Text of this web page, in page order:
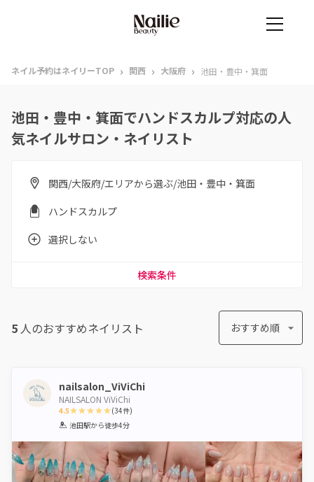
ネイル予約はネイリーTOP › 関西 › 大阪府 › 池田・豊中・箕面
池田・豊中・箕面でハンドスカルプ対応の人
気ネイルサロン・ネイリスト
関西/大阪府/エリアから選ぶ/池田・豊中・箕面
ハンドスカルプ
選択しない
検索条件
5 人のおすすめネイリスト おすすめ順
nailsalon_ViViChi
NAILSALON ViViChi
4.5
1 2 3 4 5
(34件)
池田駅から徒歩4分